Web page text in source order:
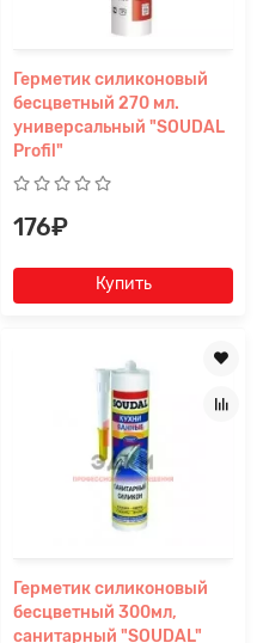
Герметик силиконовый
бесцветный 270 мл.
универсальный "SOUDAL
Profil"
176₽
Купить
Герметик силиконовый
бесцветный 300мл,
санитарный "SOUDAL"